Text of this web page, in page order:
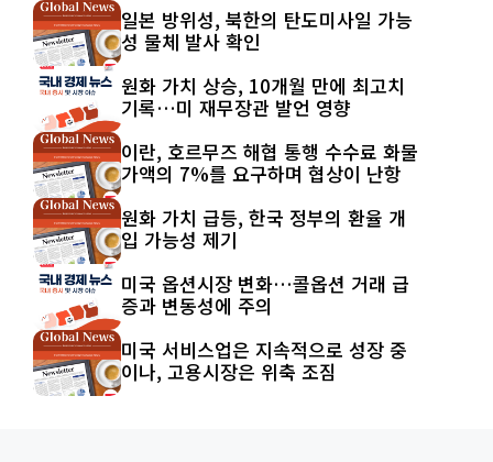
일본 방위성, 북한의 탄도미사일 가능
성 물체 발사 확인
원화 가치 상승, 10개월 만에 최고치
기록…미 재무장관 발언 영향
이란, 호르무즈 해협 통행 수수료 화물
가액의 7%를 요구하며 협상이 난항
원화 가치 급등, 한국 정부의 환율 개
입 가능성 제기
미국 옵션시장 변화…콜옵션 거래 급
증과 변동성에 주의
미국 서비스업은 지속적으로 성장 중
이나, 고용시장은 위축 조짐